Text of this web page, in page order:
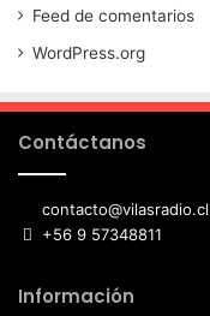
Feed de comentarios
WordPress.org
Contáctanos
contacto@vilasradio.cl
+56 9 57348811
Información